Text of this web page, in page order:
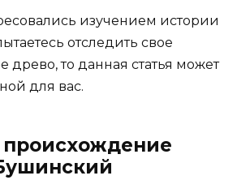
изучением истории
отследить свое
древо, то данная статья может
для вас.